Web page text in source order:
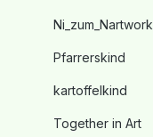
Ni_zum_Nartwork
Pfarrerskind
kartoffelkind
Together in Art